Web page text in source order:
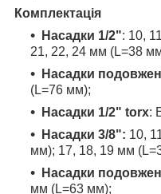
Комплектація
Насадки 1/2": 10,
21, 22, 24 мм (L=38
Насадки
(L=76 мм);
Насадки 1/2" torx:
Насадки 3/8": 10,
мм); 17, 18, 19 мм
Насадки
мм (L=63 мм);